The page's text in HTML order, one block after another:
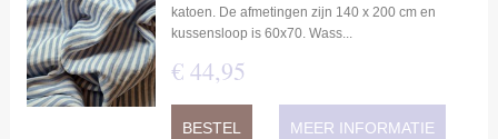
katoen. De afmetingen zijn 140 x 200 cm en
kussensloop is 60x70. Wass...
€ 44,95
BESTEL MEER INFORMATIE